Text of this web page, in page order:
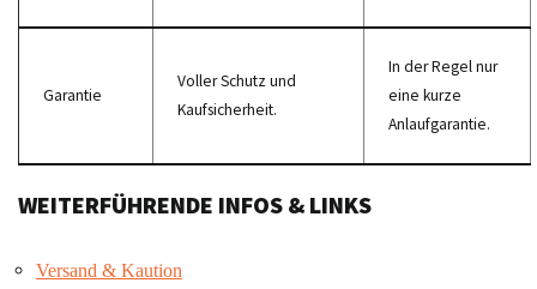
Garantie
Voller Schutz und
Kaufsicherheit.
In der Regel nur
eine kurze
Anlaufgarantie.
WEITERFÜHRENDE INFOS & LINKS
Versand & Kaution